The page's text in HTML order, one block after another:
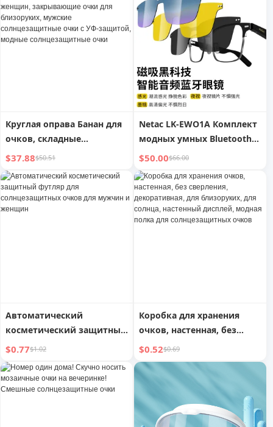
защита от ультрафиолета,
очки для пеших прогулок
Круглая оправа Банан для
очков, складные
солнцезащитные очки для
женщин, закрывающие
очки для близоруких,
мужские солнцезащитные
очки с УФ-защитой,
$37.88$50.51
Netac LK-EWO1A Комплект
модных умных Bluetooth
стерео аудио очков
$50.00$66.00
Автоматический
косметический защитный
футляр для
солнцезащитных очков
для мужчин и женщин
$0.77$1.02
Коробка для хранения
очков, настенная, без
сверления, декоративная,
для близоруких, для
солнца, настенный
дисплей, модная полка
для солнцезащитных
очков
$0.52$0.69